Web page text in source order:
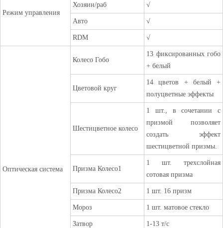
Режим управления
Хозяин/раб √
Авто √
RDM √
Оптическая система
Колесо Гобо
13 фиксированных гобо
+ белый
Цветовой круг
14 цветов + белый +
полуцветные эффекты
Шестицветное колесо
1 шт., в сочетании с
призмой позволяет
создать эффект
шестицветной призмы.
Призма Колесо1
1 шт. трехслойная
сотовая призма
Призма Колесо2 1 шт. 16 призм
Мороз 1 шт. матовое стекло
Затвор 1-13 т/с